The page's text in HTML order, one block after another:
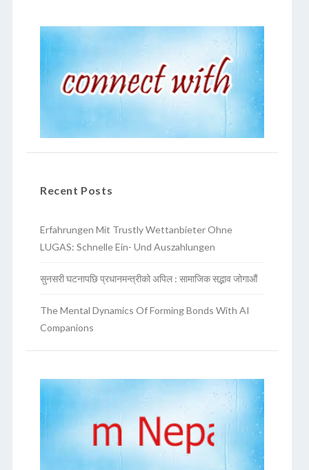
Recent Posts
Erfahrungen Mit Trustly Wettanbieter Ohne
LUGAS: Schnelle Ein- Und Auszahlungen
सुनसरी घटनापछि प्रधानमन्त्रीको अपिल : सामाजिक सद्भाव जोगाऔं
The Mental Dynamics Of Forming Bonds With AI
Companions